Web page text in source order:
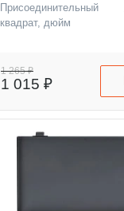
Присоединительный
квадрат, дюйм
1 265 ₽
1 015 ₽